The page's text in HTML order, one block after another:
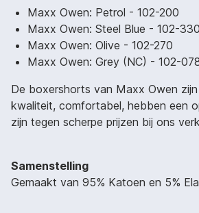
Maxx Owen: Petrol - 102-200
Maxx Owen: Steel Blue - 102-330
Maxx Owen: Olive - 102-270
Maxx Owen: Grey (NC) - 102-
De boxershorts van Maxx Owen
kwaliteit, comfortabel, hebben een
zijn tegen scherpe prijzen bij ons
Samenstelling
Gemaakt van 95% Katoen en 5%